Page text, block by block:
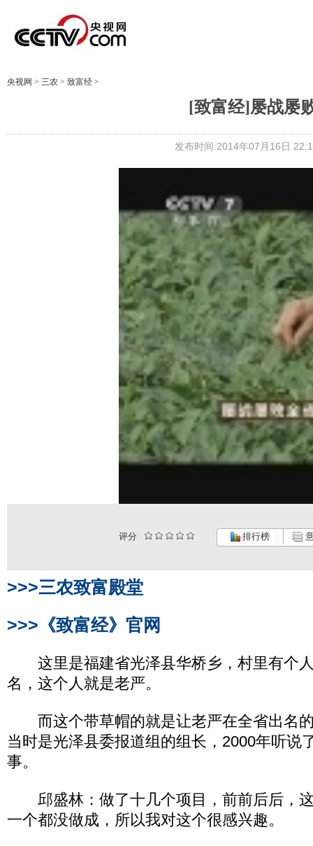
央视网 > 三农 > 致富经 >
[致富经]屡战屡
发布时间:2014年07月16日
评分 排行榜
>>>三农致富殿堂
>>>《致富经》官网
这里是福建省光泽县华桥乡，村里有个
名，这个人就是老严。
而这个带草帽的就是让老严在全省出名
当时是光泽县委报道组的组长，2000年听说
事。
邱盛林：做了十几个项目，前前后后，
一个都没做成，所以我对这个很感兴趣。